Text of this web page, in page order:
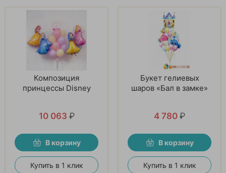
Композиция
принцессы Disney
10 063 ₽
В корзину
Купить в 1 клик
Букет гелиевых
шаров «Бал в замке»
4 780 ₽
В корзину
Купить в 1 клик